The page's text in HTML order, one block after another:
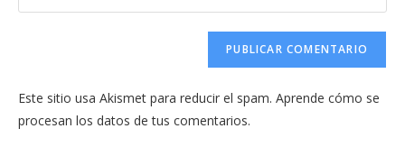
usuario
comentar
la
web
(opcional)
Este sitio usa Akismet para reducir el spam. Aprende cómo se
procesan los datos de tus comentarios.